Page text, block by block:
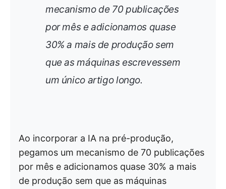
mecanismo de 70 publicações
por mês e adicionamos quase
30% a mais de produção sem
que as máquinas escrevessem
um único artigo longo.
Ao incorporar a IA na pré-produção,
pegamos um mecanismo de 70 publicações
por mês e adicionamos quase 30% a mais
de produção sem que as máquinas